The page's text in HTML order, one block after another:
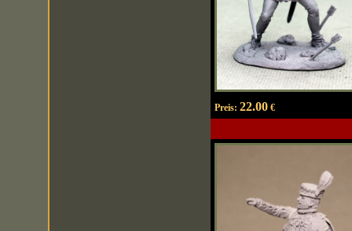
Preis: 22.00€